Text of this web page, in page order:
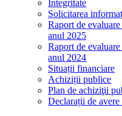
Integritate
Solicitarea
Raport de
anul 2025
Raport de
anul 2024
Situații financiare
Achiziții publice
Plan de achiziţii
Declarații de avere